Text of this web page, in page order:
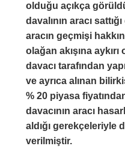
olduğu açıkça
davalının aracı
aracın geçmişi
olağan akışına
davacı tarafından
ve ayrıca alınan
% 20 piyasa
davacının aracı
aldığı gerekçeleriyle
verilmiştir.